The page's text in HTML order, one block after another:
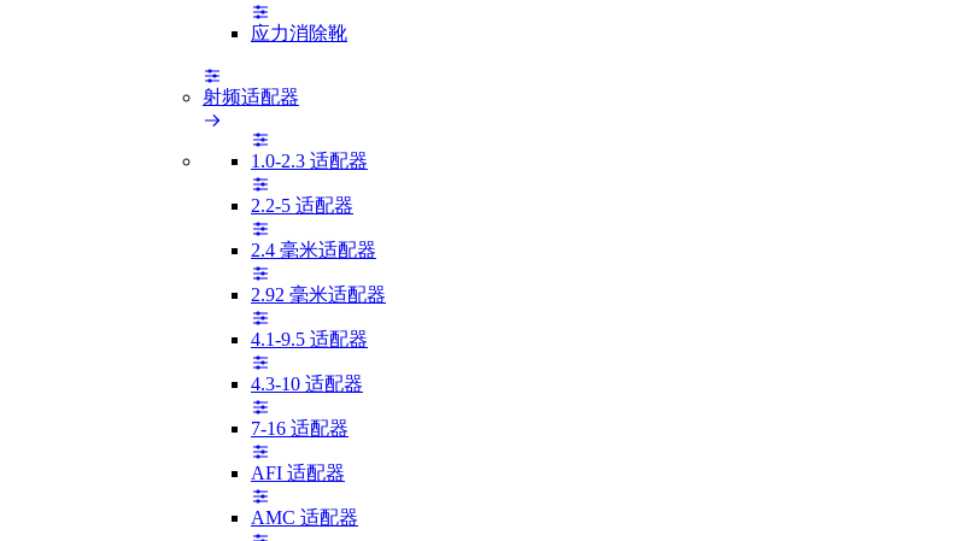
应力消除靴
射频适配器
1.0-2.3 适配器
2.2-5 适配器
2.4 毫米适配器
2.92 毫米适配器
4.1-9.5 适配器
4.3-10 适配器
7-16 适配器
AFI 适配器
AMC 适配器